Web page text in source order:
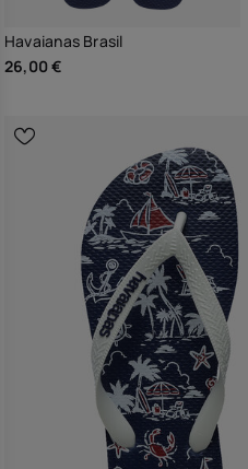
Havaianas Brasil
26,00 €